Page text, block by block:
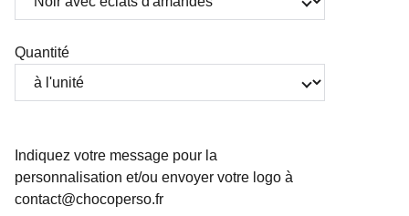
Quantité
Indiquez votre message pour la
personnalisation et/ou envoyer votre logo à
contact@chocoperso.fr